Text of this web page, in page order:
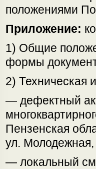
положениями
Приложение:
1) Общие
формы
2) Техническая
— дефектный
Пензенская
ул. Молодежная,
— локальный